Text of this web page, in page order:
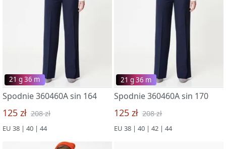
21 g 36 m
Spodnie 360460A sin 164
125 zł 208 zł
EU 38 | 40 | 44
21 g 36 m
Spodnie 360460A sin 170
125 zł 208 zł
EU 38 | 40 | 42 | 44